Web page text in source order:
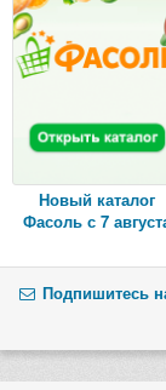
Новый каталог
Фасоль с 7
Подпишитесь